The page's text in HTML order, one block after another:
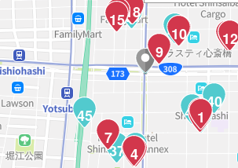
45
42
41
40
39
37 36
35
21
20
19
18
17
16
15
14
13
12
11
10
9
7
6
5
4
3
2
1